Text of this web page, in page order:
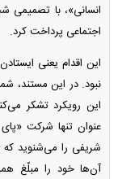
انسانی»، با تصمیمی
اجتماعی پرداخت کرد.
این اقدام یعنی
نبود. در این مستند،
این رویکرد تشکر
عنوان تنها شرکت
شریفی را می‌شنوید که
آن‌ها خود را مبلّغ